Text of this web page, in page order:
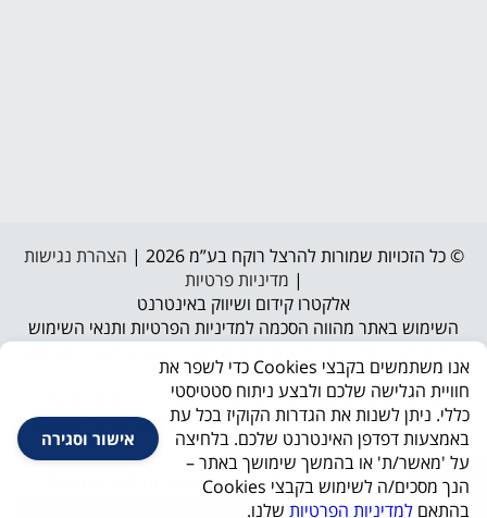
אישור וסגירה
אנו משתמשים בקבצי Cookies כדי לשפר את
חוויית הגלישה שלכם ולבצע ניתוח סטטיסטי
כללי. ניתן לשנות את הגדרות הקוקיז בכל עת
באמצעות דפדפן האינטרנט שלכם. בלחיצה
על 'מאשר/ת' או בהמשך שימושך באתר –
הנך מסכים/ה לשימוש בקבצי Cookies
בהתאם למדיניות הפרטיות שלנו.
© כל הזכויות שמורות להרצל רוקח בע”מ 2026 |
הצהרת נגישות
| מדיניות פרטיות
אלקטרו קידום ושיווק באינטרנט
השימוש באתר מהווה הסכמה למדיניות הפרטיות ותנאי השימוש
באתר
אוספת מידע מקטינים ביודעין, וכל מידע שיימסר על ידי קטינים
יימחק.
מחפש שיש למטבח עם אחריות לכל החיים?
קבל הצעת מחיר